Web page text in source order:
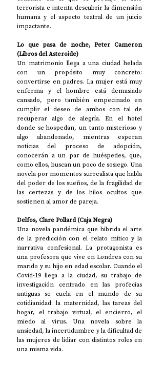
terrorista e intenta descubrir la dimensión
humana y el aspecto teatral de un juicio
impactante.
Lo que pasa de noche, Peter Cameron
(Libros del Asteroide)
Un matrimonio llega a una ciudad helada
con un propósito muy concreto:
convertirse en padres. La mujer está muy
enferma y el hombre está demasiado
cansado, pero también empecinado en
cumplir el deseo de ambos con tal de
recuperar algo de alegría. En el hotel
donde se hospedan, un tanto misterioso y
algo abandonado, mientras esperan
noticias del proceso de adopción,
conocerán a un par de huéspedes, que,
como ellos, buscan un poco de sosiego. Una
novela por momentos surrealista que habla
del poder de los sueños, de la fragilidad de
las certezas y de los hilos ocultos que
sostienen al amor de pareja.
Delfos, Clare Pollard (Caja Negra)
Una novela pandémica que hibrida el arte
de la predicción con el relato mítico y la
narrativa confesional. La protagonista es
una profesora que vive en Londres con su
marido y su hijo en edad escolar. Cuando el
Covid-19 llega a la ciudad, su trabajo de
investigación centrado en las profecías
antiguas se cuela en el mundo de su
cotidianidad: la maternidad, las tareas del
hogar, el trabajo virtual, el encierro, el
miedo al virus. Una novela sobre la
ansiedad, la incertidumbre y la dificultad de
las mujeres de lidiar con distintos roles en
una misma vida.